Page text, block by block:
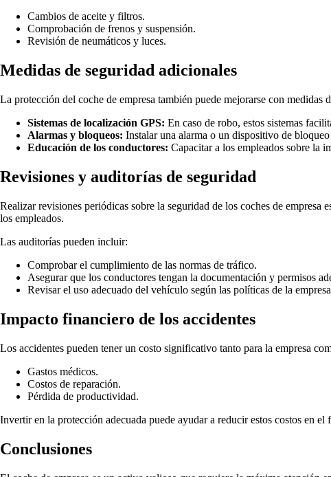
Cambios de aceite y filtros.
Comprobación de frenos y suspensión.
Revisión de neumáticos y luces.
Medidas de seguridad adicionales
La protección del coche de empresa también puede mejorarse con
Sistemas de localización GPS: En caso de robo, estos sistemas
Alarmas y bloqueos: Instalar una alarma o un dispositivo de
Educación de los conductores: Capacitar a los empleados sobre la
Revisiones y auditorías de seguridad
Realizar revisiones periódicas sobre la seguridad de los coches de
los empleados.
Las auditorías pueden incluir:
Comprobar el cumplimiento de las normas de tráfico.
Asegurar que los conductores tengan la documentación y permisos
Revisar el uso adecuado del vehículo según las políticas de la
Impacto financiero de los accidentes
Los accidentes pueden tener un costo significativo tanto para la empresa
Gastos médicos.
Costos de reparación.
Pérdida de productividad.
Invertir en la protección adecuada puede ayudar a reducir estos costos en el
Conclusiones